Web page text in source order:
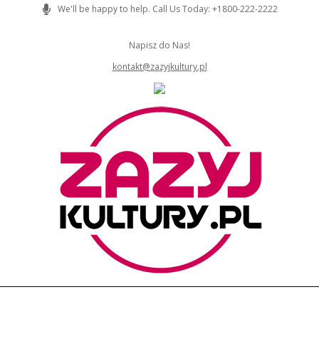
We'll be happy to help. Call Us Today: +1800-222-2222
Napisz do Nas!
kontakt@zazyjkultury.pl
ZAZYJKULTURY